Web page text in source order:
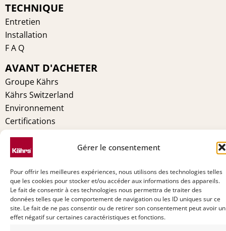
Gérer le consentement
Pour offrir les meilleures expériences, nous utilisons des technologies telles
que les cookies pour stocker et/ou accéder aux informations des appareils.
Le fait de consentir à ces technologies nous permettra de traiter des
données telles que le comportement de navigation ou les ID uniques sur ce
site. Le fait de ne pas consentir ou de retirer son consentement peut avoir un
effet négatif sur certaines caractéristiques et fonctions.
TECHNIQUE
Entretien
Installation
F A Q
AVANT D'ACHETER
Groupe Kährs
Kährs Switzerland
Environnement
Certifications
Contact